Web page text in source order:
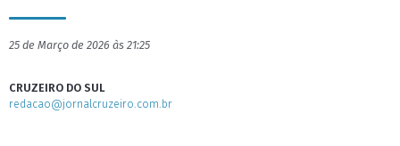
25 de Março de 2026 às 21:25
CRUZEIRO DO SUL
redacao@jornalcruzeiro.com.br